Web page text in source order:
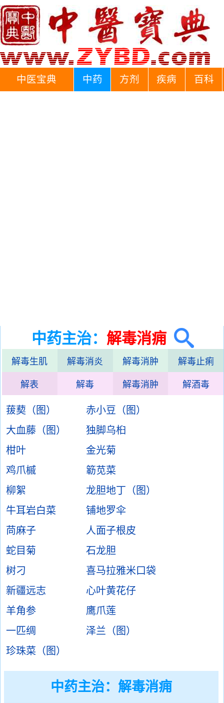
中医宝典 中药 方剂 疾病 百科
中药主治： 解毒消痈
解毒生肌 解毒消炎 解毒消肿 解毒止痢
解表 解毒 解毒消肿 解酒毒
菝葜（图）
赤小豆（图）
大血藤（图）
独脚乌桕
柑叶
金光菊
鸡爪槭
簕苋菜
柳絮
龙胆地丁（图）
牛耳岩白菜
铺地罗伞
苘麻子
人面子根皮
蛇目菊
石龙胆
树刁
喜马拉雅米口袋
新疆远志
心叶黄花仔
羊角参
鹰爪莲
一匹绸
泽兰（图）
珍珠菜（图）
中药主治： 解毒消痈